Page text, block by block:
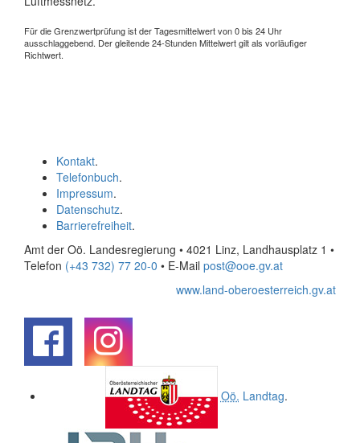
Für die Grenzwertprüfung ist der Tagesmittelwert von 0 bis 24 Uhr
ausschlaggebend. Der gleitende 24-Stunden Mittelwert gilt als vorläufiger
Richtwert.
Kontakt.
Telefonbuch.
Impressum.
Datenschutz.
Barrierefreiheit.
Amt der Oö. Landesregierung • 4021 Linz, Landhausplatz 1 •
Telefon (+43 732) 77 20-0 • E-Mail post@ooe.gv.at
www.land-oberoesterreich.gv.at
Oö. Landtag.